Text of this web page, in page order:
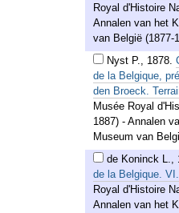
Royal d'Histoire
Annalen van het
van België (1877-
Nyst P., 1878.
de la Belgique,
den Broeck.
Musée Royal
1887) - Annalen
Museum van
de Koninck L.,
de la Belgique.
Royal d'Histoire
Annalen van het